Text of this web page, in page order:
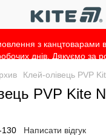
з канцтоварами
днів. Дякуємо за
Клей-олівець PVP
PVP Kite
130 Написати відгук